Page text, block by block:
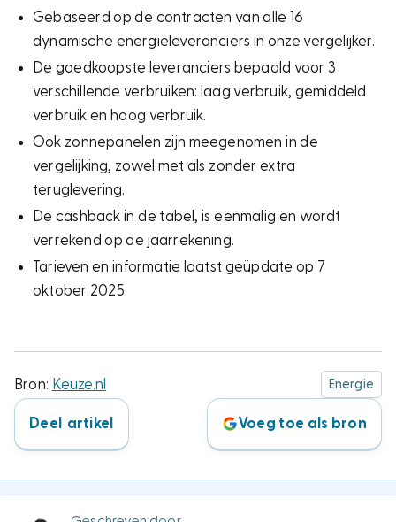
Gebaseerd op de contracten van alle 16
dynamische energieleveranciers in onze vergelijker.
De goedkoopste leveranciers bepaald voor 3
verschillende verbruiken: laag verbruik, gemiddeld
verbruik en hoog verbruik.
Ook zonnepanelen zijn meegenomen in de
vergelijking, zowel met als zonder extra
teruglevering.
De cashback in de tabel, is eenmalig en wordt
verrekend op de jaarrekening.
Tarieven en informatie laatst geüpdate op 7
oktober 2025.
Bron: Keuze.nl Energie
Deel artikel Voeg toe als bron